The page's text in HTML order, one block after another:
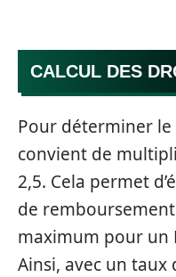
CALCUL DES
Pour déterminer
convient de
2,5. Cela permet
de
maximum pour un
Ainsi, avec un taux